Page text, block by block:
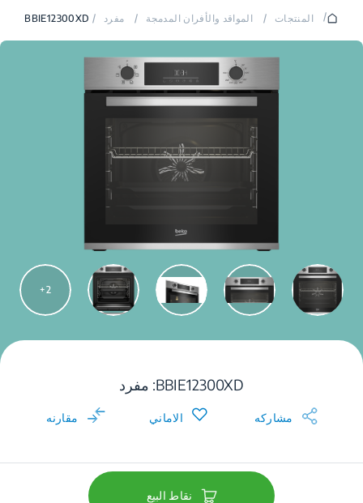
/ المنتجات / المواقد والأفران المدمجة / مفرد /
BBIE12300XD
2
BBIE12300XD: مفرد
مشاركه الاماني مقارنه
نقاط البيع